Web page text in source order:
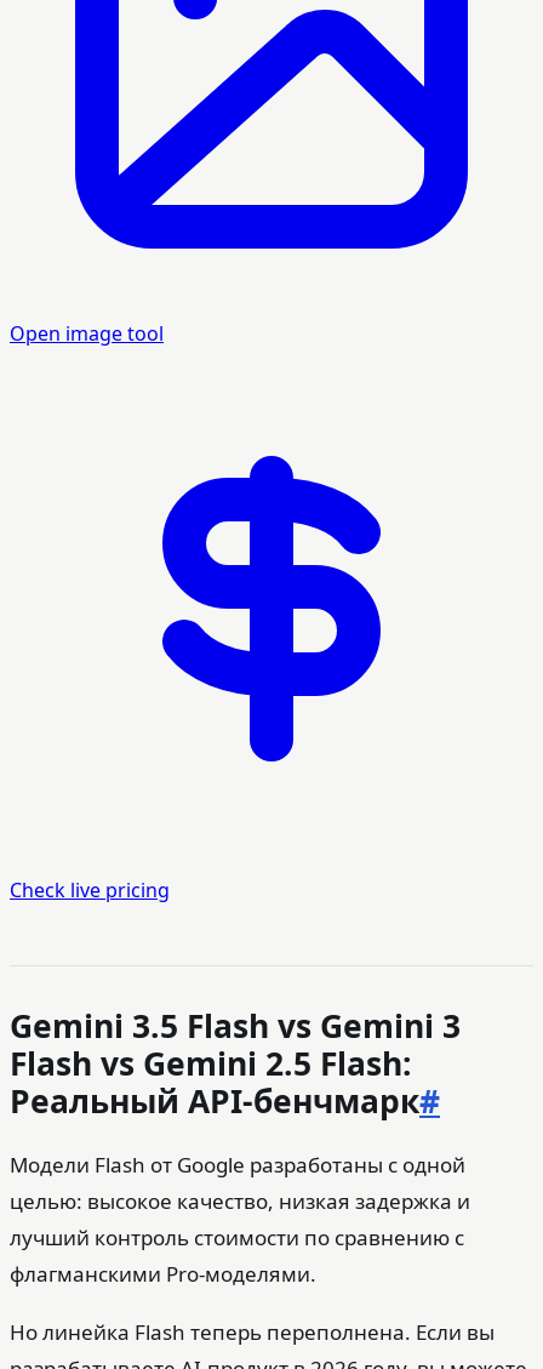
Open image tool
Check live pricing
Gemini 3.5 Flash vs Gemini 3
Flash vs Gemini 2.5 Flash:
Реальный API-бенчмарк#
Модели Flash от Google разработаны с одной
целью: высокое качество, низкая задержка и
лучший контроль стоимости по сравнению с
флагманскими Pro-моделями.
Но линейка Flash теперь переполнена. Если вы